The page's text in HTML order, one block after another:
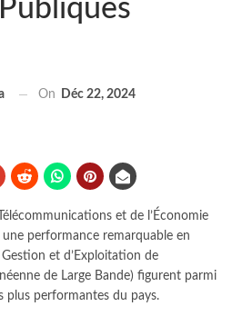
On Déc 22, 2024
et de l’Économie
performance remarquable en
et d’Exploitation de
de Large Bande) figurent parmi
plus performantes du pays.